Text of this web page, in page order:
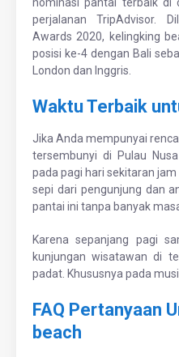
nominasi pantai terbaik di
perjalanan TripAdvisor.
Awards 2020, kelingking
posisi ke-4 dengan Bali
London dan Inggris.
Waktu Terbaik
Jika Anda mempunyai
tersembunyi di Pulau
pada pagi hari sekitaran
sepi dari pengunjung dan
pantai ini tanpa banyak
Karena sepanjang pagi
kunjungan wisatawan di
padat. Khususnya pada
FAQ Pertanyaan
beach